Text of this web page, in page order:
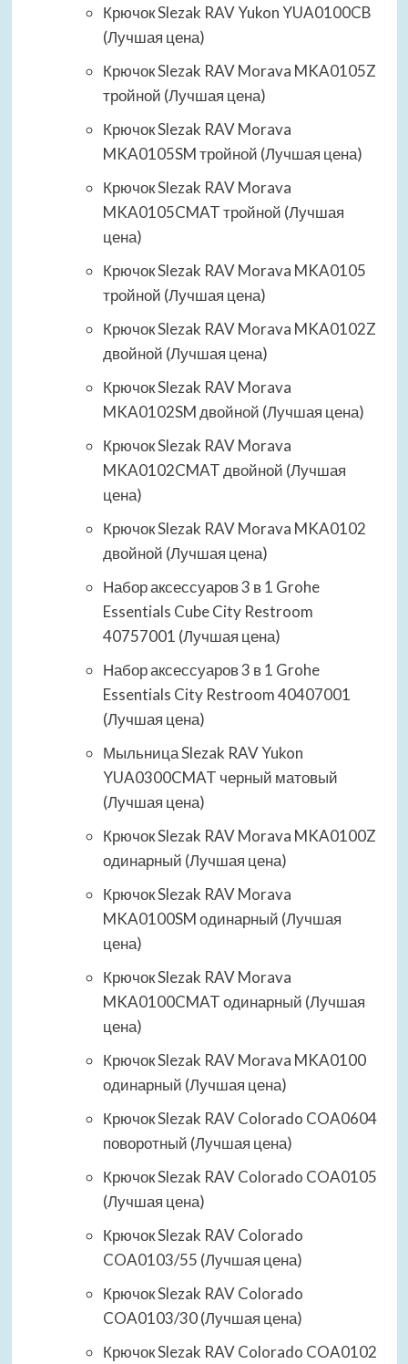
Крючок Slezak RAV Yukon YUA0100CB
(Лучшая цена)
Крючок Slezak RAV Morava MKA0105Z
тройной (Лучшая цена)
Крючок Slezak RAV Morava
MKA0105SM тройной (Лучшая цена)
Крючок Slezak RAV Morava
MKA0105CMAT тройной (Лучшая
цена)
Крючок Slezak RAV Morava MKA0105
тройной (Лучшая цена)
Крючок Slezak RAV Morava MKA0102Z
двойной (Лучшая цена)
Крючок Slezak RAV Morava
MKA0102SM двойной (Лучшая цена)
Крючок Slezak RAV Morava
MKA0102CMAT двойной (Лучшая
цена)
Крючок Slezak RAV Morava MKA0102
двойной (Лучшая цена)
Набор аксессуаров 3 в 1 Grohe
Essentials Cube City Restroom
40757001 (Лучшая цена)
Набор аксессуаров 3 в 1 Grohe
Essentials City Restroom 40407001
(Лучшая цена)
Мыльница Slezak RAV Yukon
YUA0300CMAT черный матовый
(Лучшая цена)
Крючок Slezak RAV Morava MKA0100Z
одинарный (Лучшая цена)
Крючок Slezak RAV Morava
MKA0100SM одинарный (Лучшая
цена)
Крючок Slezak RAV Morava
MKA0100CMAT одинарный (Лучшая
цена)
Крючок Slezak RAV Morava MKA0100
одинарный (Лучшая цена)
Крючок Slezak RAV Colorado COA0604
поворотный (Лучшая цена)
Крючок Slezak RAV Colorado COA0105
(Лучшая цена)
Крючок Slezak RAV Colorado
COA0103/55 (Лучшая цена)
Крючок Slezak RAV Colorado
COA0103/30 (Лучшая цена)
Крючок Slezak RAV Colorado COA0102